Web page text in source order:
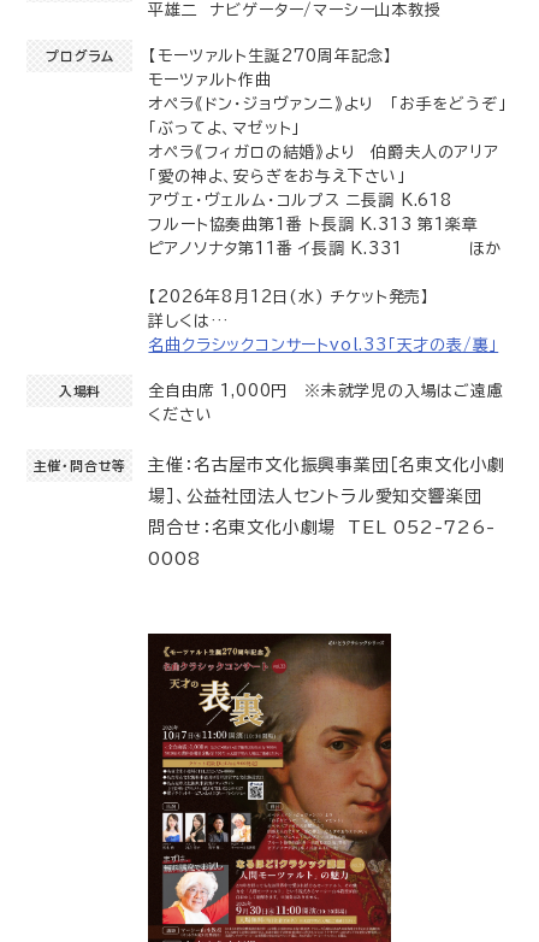
平雄二 ナビゲーター/マーシー山本教授
プログラム
【モーツァルト生誕270周年記念】
モーツァルト作曲
オペラ《ドン・ジョヴァンニ》より 「お手をどうぞ」
「ぶってよ、マゼット」
オペラ《フィガロの結婚》より 伯爵夫人のアリア
「愛の神よ、安らぎをお与え下さい」
アヴェ・ヴェルム・コルプス ニ長調 K.618
フルート協奏曲第1番 ト長調 K.313 第1楽章
ピアノソナタ第11番 イ長調 K.331 ほか
【2026年8月12日(水) チケット発売】
詳しくは…
名曲クラシックコンサートvol.33「天才の表/裏」
入場料
全自由席 1,000円 ※未就学児の入場はご遠慮
ください
主催・問合せ等
主催：名古屋市文化振興事業団［名東文化小劇
場］、公益社団法人セントラル愛知交響楽団
問合せ：名東文化小劇場 TEL 052-726-
0008